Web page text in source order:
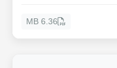
6.36 MB